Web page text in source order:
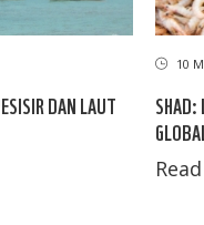
DAN LAUT
10
SHAD: